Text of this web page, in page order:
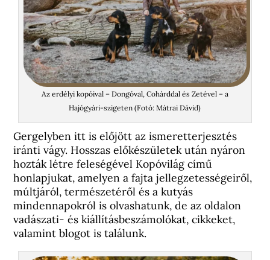
Az erdélyi kopóival – Dongóval, Cohárddal és Zetével – a
Hajógyári-szigeten (Fotó: Mátrai Dávid)
Gergelyben itt is előjött az ismeretterjesztés
iránti vágy. Hosszas előkészületek után nyáron
hozták létre feleségével Kopóvilág című
honlapjukat, amelyen a fajta jellegzetességeiről,
múltjáról, természetéről és a kutyás
mindennapokról is olvashatunk, de az oldalon
vadászati- és kiállításbeszámolókat, cikkeket,
valamint blogot is találunk.